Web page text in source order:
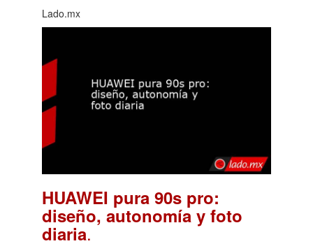
Lado.mx
HUAWEI pura 90s pro:
diseño, autonomía y foto
diaria.